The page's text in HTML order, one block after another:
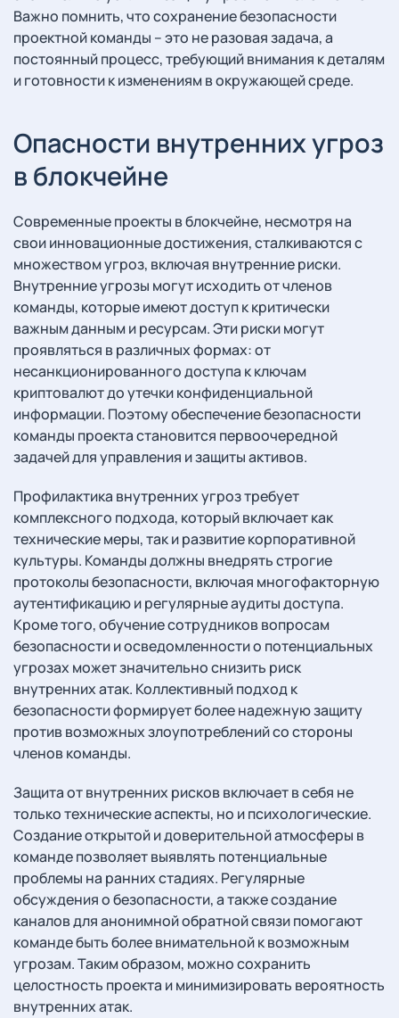
Важно помнить, что сохранение безопасности
проектной команды – это не разовая задача, а
постоянный процесс, требующий внимания к деталям
и готовности к изменениям в окружающей среде.
Опасности внутренних угроз
в блокчейне
Современные проекты в блокчейне, несмотря на
свои инновационные достижения, сталкиваются с
множеством угроз, включая внутренние риски.
Внутренние угрозы могут исходить от членов
команды, которые имеют доступ к критически
важным данным и ресурсам. Эти риски могут
проявляться в различных формах: от
несанкционированного доступа к ключам
криптовалют до утечки конфиденциальной
информации. Поэтому обеспечение безопасности
команды проекта становится первоочередной
задачей для управления и защиты активов.
Профилактика внутренних угроз требует
комплексного подхода, который включает как
технические меры, так и развитие корпоративной
культуры. Команды должны внедрять строгие
протоколы безопасности, включая многофакторную
аутентификацию и регулярные аудиты доступа.
Кроме того, обучение сотрудников вопросам
безопасности и осведомленности о потенциальных
угрозах может значительно снизить риск
внутренних атак. Коллективный подход к
безопасности формирует более надежную защиту
против возможных злоупотреблений со стороны
членов команды.
Защита от внутренних рисков включает в себя не
только технические аспекты, но и психологические.
Создание открытой и доверительной атмосферы в
команде позволяет выявлять потенциальные
проблемы на ранних стадиях. Регулярные
обсуждения о безопасности, а также создание
каналов для анонимной обратной связи помогают
команде быть более внимательной к возможным
угрозам. Таким образом, можно сохранить
целостность проекта и минимизировать вероятность
внутренних атак.